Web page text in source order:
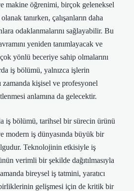
makine öğrenimi, birçok geleneksel
tanırken, çalışanların daha
odaklanmalarını sağlayabilir. Bu
yeniden tanımlayacak ve
yönlü beceriye sahip olmalarını
iş bölümü, yalnızca işlerin
zamanda kişisel ve profesyonel
anlamına da gelecektir.
iş bölümü, tarihsel bir sürecin ürünü
modern iş dünyasında büyük bir
Teknolojinin etkisiyle iş
verimli bir şekilde dağıtılmasıyla
bireysel iş tatmini, yaratıcı
gelişmesi için de kritik bir